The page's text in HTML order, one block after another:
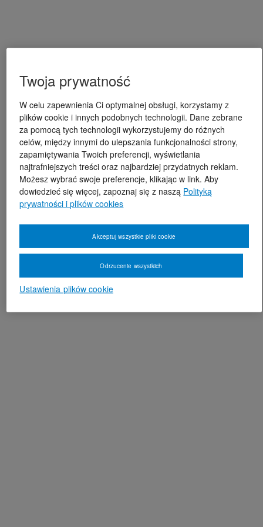
Twoja prywatność
W celu zapewnienia Ci optymalnej obsługi, korzystamy z
plików cookie i innych podobnych technologii. Dane zebrane
za pomocą tych technologii wykorzystujemy do różnych
celów, między innymi do ulepszania funkcjonalności strony,
zapamiętywania Twoich preferencji, wyświetlania
najtrafniejszych treści oraz najbardziej przydatnych reklam.
Możesz wybrać swoje preferencje, klikając w link. Aby
dowiedzieć się więcej, zapoznaj się z naszą Polityką
prywatności i plików cookies
Ustawienia plików cookie
Odrzucenie wszystkich
Akceptuj wszystkie pliki cookie